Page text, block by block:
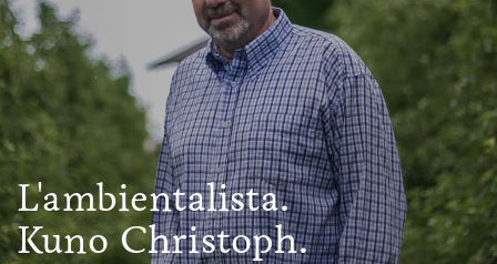
L'ambientalista.
Kuno Christoph.